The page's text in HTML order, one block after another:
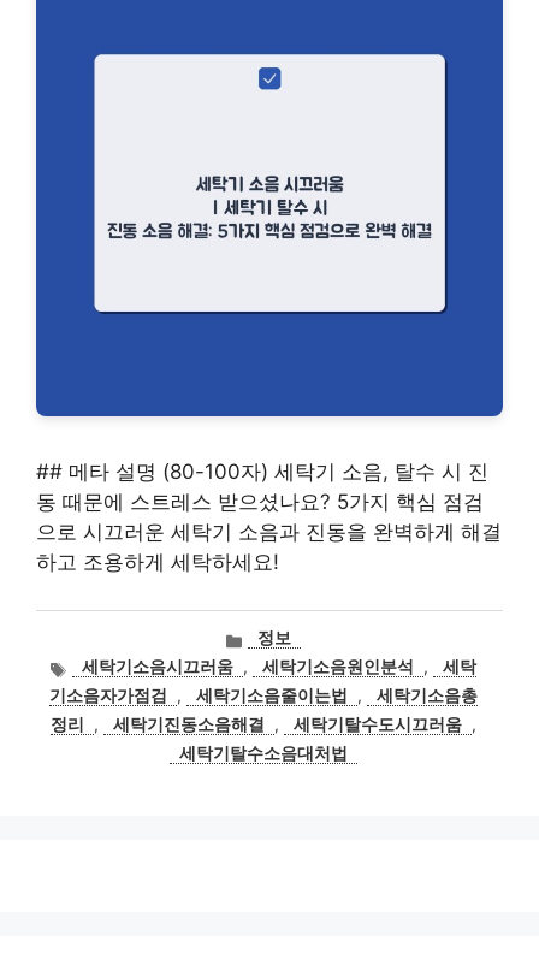
## 메타 설명 (80-100자) 세탁기 소음, 탈수 시 진
동 때문에 스트레스 받으셨나요? 5가지 핵심 점검
으로 시끄러운 세탁기 소음과 진동을 완벽하게 해결
하고 조용하게 세탁하세요!
카
고
리
정보
태
그
세탁기소음시끄러움 , 세탁기소음원인분석 ,
세탁
기소음자가점검
, 세탁기소음줄이는법 ,
세탁기소음총
정리
, 세탁기진동소음해결 , 세탁기탈수도시끄러움 ,
세탁기탈수소음대처법